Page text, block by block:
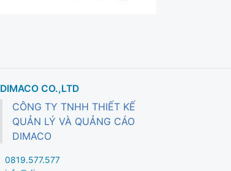
DIMACO CO.,LTD
CÔNG TY TNHH THIẾT KẾ
QUẢN LÝ VÀ QUẢNG CÁO
DIMACO
0819.577.577